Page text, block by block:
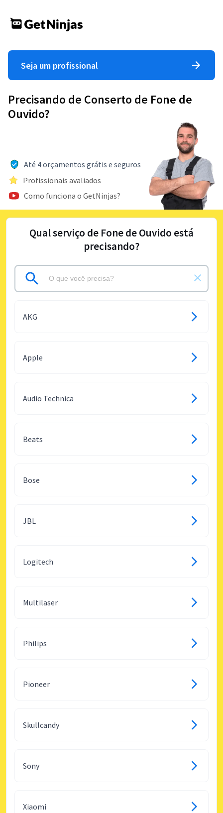
Seja um profissional
Precisando de Conserto de Fone de
Ouvido?
Até 4 orçamentos grátis e seguros
Profissionais avaliados
Como funciona o GetNinjas?
Qual serviço de Fone de Ouvido está
precisando?
AKG
Apple
Audio Technica
Beats
Bose
JBL
Logitech
Multilaser
Philips
Pioneer
Skullcandy
Sony
Xiaomi